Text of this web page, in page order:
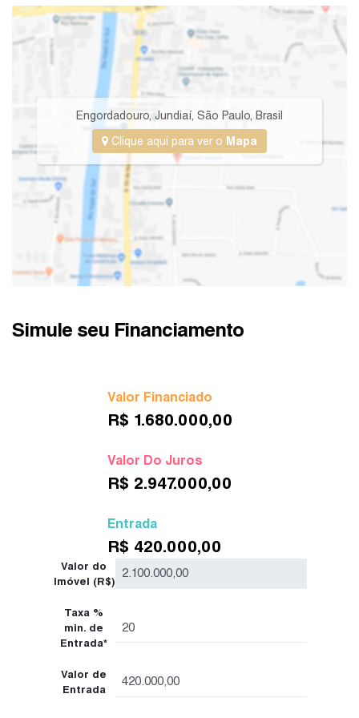
Engordadouro, Jundiaí, São Paulo, Brasil
Clique aqui para ver o Mapa
Simule seu Financiamento
Valor Financiado
R$ 1.680.000,00
Valor Do Juros
R$ 2.947.000,00
Entrada
R$ 420.000,00
Valor do
Imóvel (R$)
Taxa %
min. de
Entrada*
Valor de
Entrada